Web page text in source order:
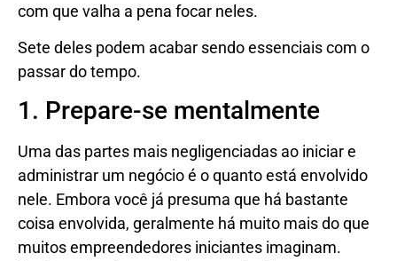
com que valha a pena focar neles.
Sete deles podem acabar sendo essenciais com o
passar do tempo.
1. Prepare-se mentalmente
Uma das partes mais negligenciadas ao iniciar e
administrar um negócio é o quanto está envolvido
nele. Embora você já presuma que há bastante
coisa envolvida, geralmente há muito mais do que
muitos empreendedores iniciantes imaginam.